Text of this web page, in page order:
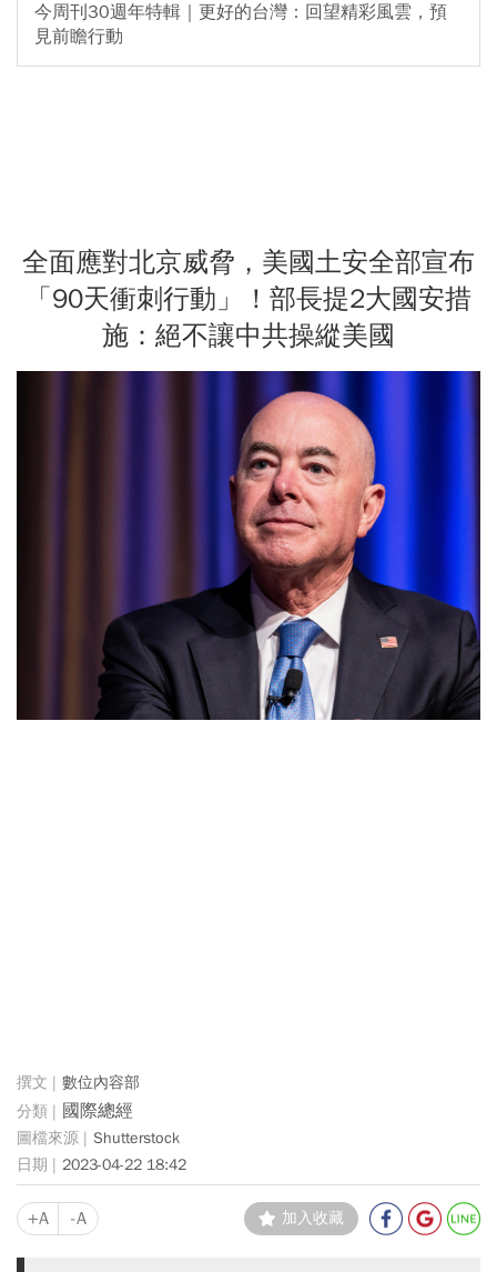
今周刊30週年特輯｜更好的台灣：回望精彩風雲，預
見前瞻行動
全面應對北京威脅，美國土安全部宣布
「90天衝刺行動」！部長提2大國安措
施：絕不讓中共操縱美國
數位內容部
國際總經
Shutterstock
2023-04-22 18:42
+A -A 加入收藏